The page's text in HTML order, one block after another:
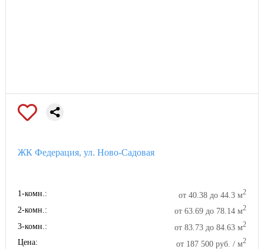
ЖК Федерация, ул. Ново-Садовая
1-комн.: от 40.38 до 44.3 м2
2-комн.: от 63.69 до 78.14 м2
3-комн.: от 83.73 до 84.63 м2
Цена: от 187 500 руб. / м2